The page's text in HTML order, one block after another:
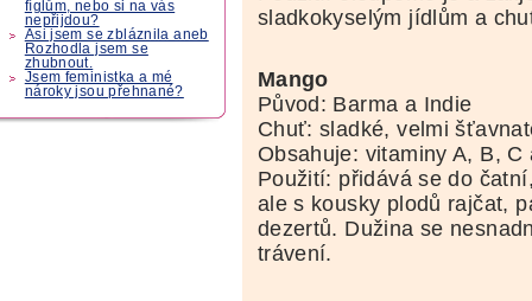
fíglům, nebo si na vás
nepřijdou?
Asi jsem se zbláznila aneb
Rozhodla jsem se
zhubnout.
Jsem feministka a mé
nároky jsou přehnané?
sladkokyselým jídlům a
Mango
Původ: Barma a Indie
Chuť: sladké, velmi
Obsahuje: vitaminy A, B, C
Použití: přidává se do
ale s kousky plodů rajčat,
dezertů. Dužina se
trávení.